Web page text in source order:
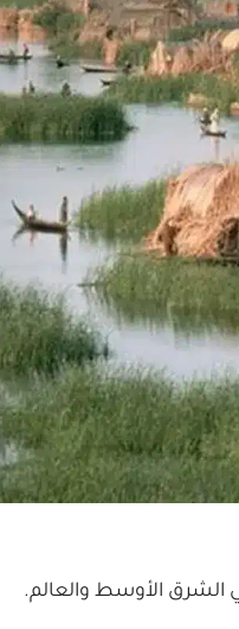
في الشرق الأوسط والعالم.